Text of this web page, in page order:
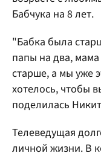
Бабчука на 8 лет.
"Бабка была
папы на два,
старше, а мы уже
хотелось, чтобы
поделилась
Телеведущая
личной жизни. В